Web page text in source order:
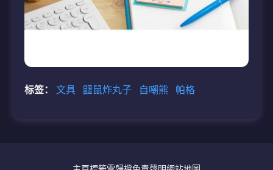
标签： 文具 鼴鼠炸丸子 自嘲熊 帕格